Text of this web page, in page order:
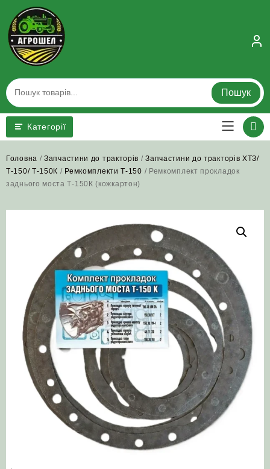
content
Пошук
Категорії
Головна /Запчастини до тракторів /Запчастини до тракторів ХТЗ/
Т-150/ Т-150К / Ремкомплекти Т-150 / Ремкомплект прокладок
заднього моста Т-150К (кожкартон)